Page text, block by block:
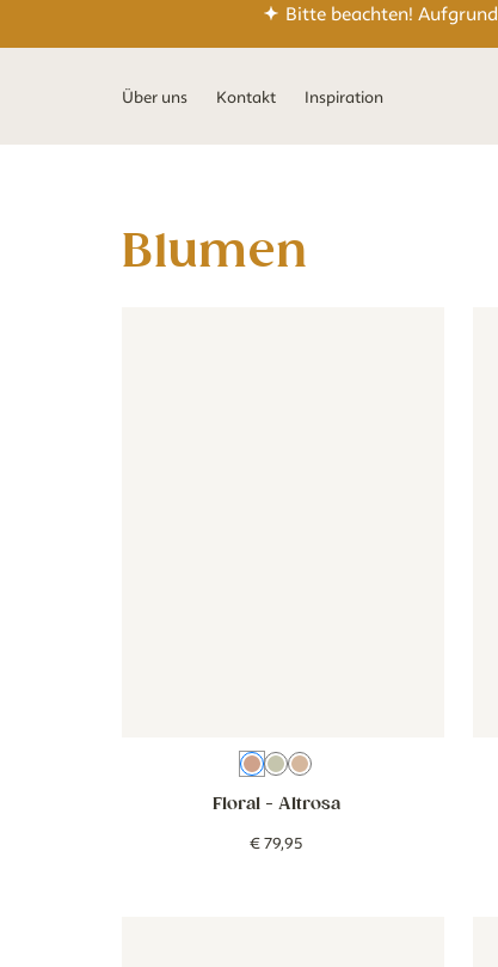
Bitte beachten!
Über uns Kontakt Inspiration
blumen
Altrosa
GrünBraun
Floral- Altrosa
€79,95